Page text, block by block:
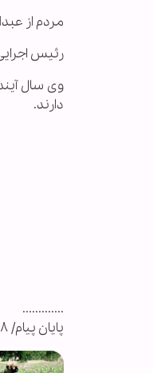
مردم از
رئیس
وی سال
دارند.
.............
پایان پیام/ ۲۱۸